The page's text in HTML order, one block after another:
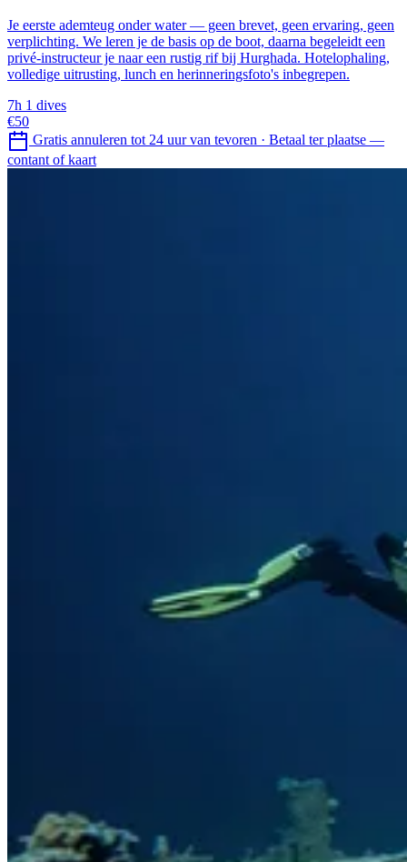
Je eerste ademteug onder water — geen brevet, geen ervaring, geen
verplichting. We leren je de basis op de boot, daarna begeleidt een
privé-instructeur je naar een rustig rif bij Hurghada. Hotelophaling,
volledige uitrusting, lunch en herinneringsfoto's inbegrepen.
7h 1 dives
€50
Gratis annuleren tot 24 uur van tevoren · Betaal ter plaatse —
contant of kaart